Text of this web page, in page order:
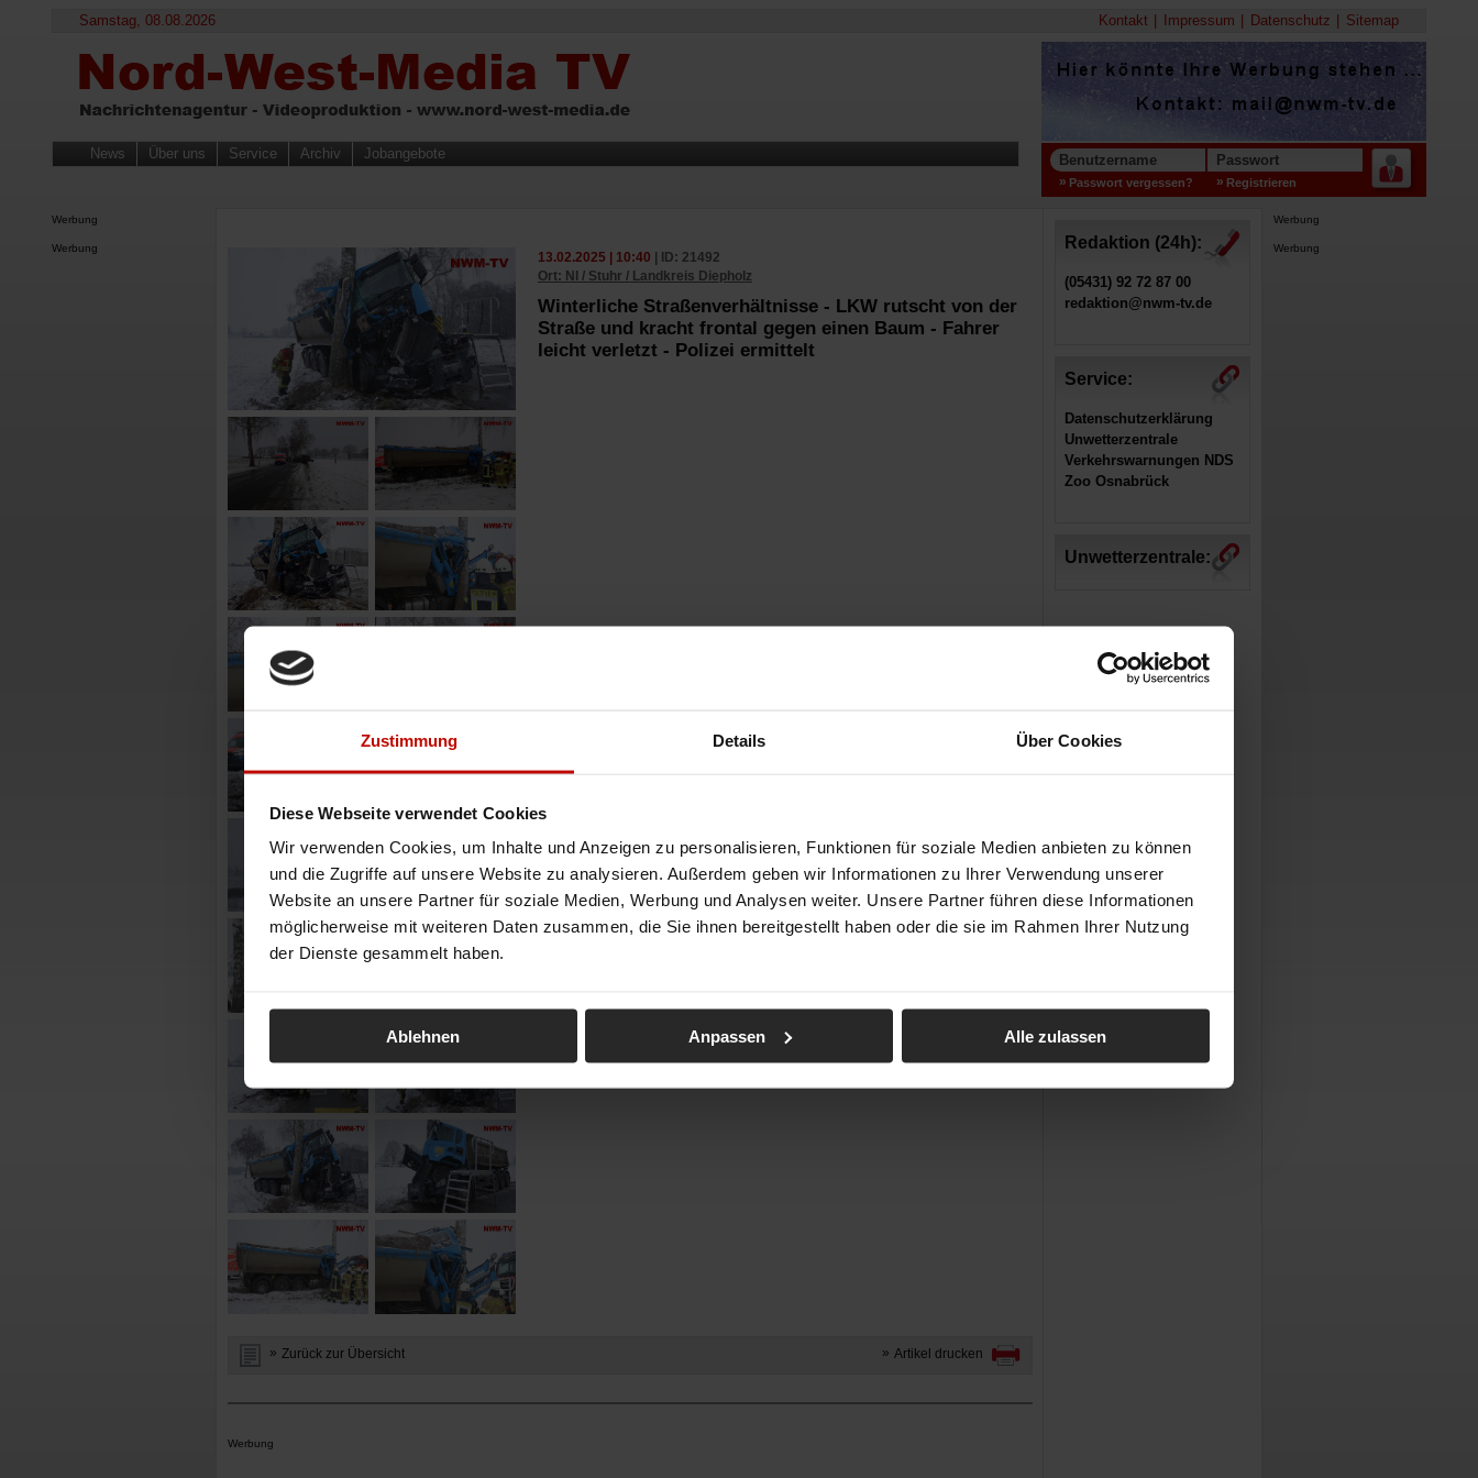
Zustimmung Details Über Cookies
Diese Webseite verwendet Cookies
Wir verwenden Cookies, um Inhalte und Anzeigen zu personalisieren, Funktionen für soziale Medien anbieten zu können
und die Zugriffe auf unsere Website zu analysieren. Außerdem geben wir Informationen zu Ihrer Verwendung unserer
Website an unsere Partner für soziale Medien, Werbung und Analysen weiter. Unsere Partner führen diese Informationen
möglicherweise mit weiteren Daten zusammen, die Sie ihnen bereitgestellt haben oder die sie im Rahmen Ihrer Nutzung
der Dienste gesammelt haben.
Ablehnen Anpassen Alle zulassen
Samstag, 08.08.2026 Kontakt Impressum Datenschutz Sitemap
News Über uns Service Archiv Jobangebote Benutzername Passwort
Passwort vergessen? Registrieren
Werbung
Werbung
13.02.2025 | 10:40 | ID: 21492
Ort: NI / Stuhr / Landkreis Diepholz
Winterliche Straßenverhältnisse - LKW rutscht von der
Straße und kracht frontal gegen einen Baum - Fahrer
leicht verletzt - Polizei ermittelt
Zurück zur Übersicht Artikel drucken
Werbung
Redaktion (24h):
(05431) 92 72 87 00
redaktion@nwm-tv.de
Service:
Datenschutzerklärung
Unwetterzentrale
Verkehrswarnungen NDS
Zoo Osnabrück
Unwetterzentrale:
Werbung
Werbung